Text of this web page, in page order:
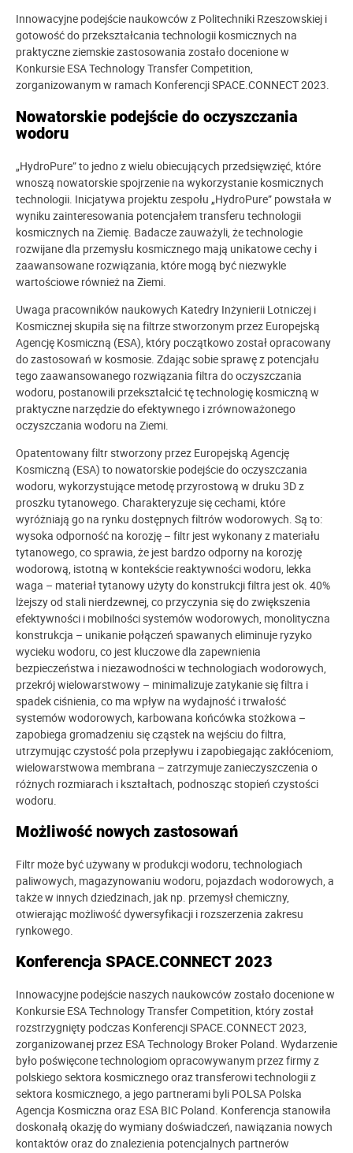
Innowacyjne podejście naukowców z Politechniki Rzeszowskiej i
gotowość do przekształcania technologii kosmicznych na
praktyczne ziemskie zastosowania zostało docenione w
Konkursie ESA Technology Transfer Competition,
zorganizowanym w ramach Konferencji SPACE.CONNECT 2023.
Nowatorskie podejście do oczyszczania
wodoru
„HydroPure” to jedno z wielu obiecujących przedsięwzięć, które
wnoszą nowatorskie spojrzenie na wykorzystanie kosmicznych
technologii. Inicjatywa projektu zespołu „HydroPure” powstała w
wyniku zainteresowania potencjałem transferu technologii
kosmicznych na Ziemię. Badacze zauważyli, że technologie
rozwijane dla przemysłu kosmicznego mają unikatowe cechy i
zaawansowane rozwiązania, które mogą być niezwykle
wartościowe również na Ziemi.
Uwaga pracowników naukowych Katedry Inżynierii Lotniczej i
Kosmicznej skupiła się na filtrze stworzonym przez Europejską
Agencję Kosmiczną (ESA), który początkowo został opracowany
do zastosowań w kosmosie. Zdając sobie sprawę z potencjału
tego zaawansowanego rozwiązania filtra do oczyszczania
wodoru, postanowili przekształcić tę technologię kosmiczną w
praktyczne narzędzie do efektywnego i zrównoważonego
oczyszczania wodoru na Ziemi.
Opatentowany filtr stworzony przez Europejską Agencję
Kosmiczną (ESA) to nowatorskie podejście do oczyszczania
wodoru, wykorzystujące metodę przyrostową w druku 3D z
proszku tytanowego. Charakteryzuje się cechami, które
wyróżniają go na rynku dostępnych filtrów wodorowych. Są to:
wysoka odporność na korozję – filtr jest wykonany z materiału
tytanowego, co sprawia, że jest bardzo odporny na korozję
wodorową, istotną w kontekście reaktywności wodoru, lekka
waga – materiał tytanowy użyty do konstrukcji filtra jest ok. 40%
lżejszy od stali nierdzewnej, co przyczynia się do zwiększenia
efektywności i mobilności systemów wodorowych, monolityczna
konstrukcja – unikanie połączeń spawanych eliminuje ryzyko
wycieku wodoru, co jest kluczowe dla zapewnienia
bezpieczeństwa i niezawodności w technologiach wodorowych,
przekrój wielowarstwowy – minimalizuje zatykanie się filtra i
spadek ciśnienia, co ma wpływ na wydajność i trwałość
systemów wodorowych, karbowana końcówka stożkowa –
zapobiega gromadzeniu się cząstek na wejściu do filtra,
utrzymując czystość pola przepływu i zapobiegając zakłóceniom,
wielowarstwowa membrana – zatrzymuje zanieczyszczenia o
różnych rozmiarach i kształtach, podnosząc stopień czystości
wodoru.
Możliwość nowych zastosowań
Filtr może być używany w produkcji wodoru, technologiach
paliwowych, magazynowaniu wodoru, pojazdach wodorowych, a
także w innych dziedzinach, jak np. przemysł chemiczny,
otwierając możliwość dywersyfikacji i rozszerzenia zakresu
rynkowego.
Konferencja SPACE.CONNECT 2023
Innowacyjne podejście naszych naukowców zostało docenione w
Konkursie ESA Technology Transfer Competition, który został
rozstrzygnięty podczas Konferencji SPACE.CONNECT 2023,
zorganizowanej przez ESA Technology Broker Poland. Wydarzenie
było poświęcone technologiom opracowywanym przez firmy z
polskiego sektora kosmicznego oraz transferowi technologii z
sektora kosmicznego, a jego partnerami byli POLSA Polska
Agencja Kosmiczna oraz ESA BIC Poland. Konferencja stanowiła
doskonałą okazję do wymiany doświadczeń, nawiązania nowych
kontaktów oraz do znalezienia potencjalnych partnerów